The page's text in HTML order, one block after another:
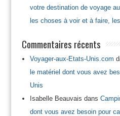
votre destination de voyage
les choses à voir et à faire,
Commentaires récents
Voyager-aux-Etats-Unis.com
le matériel dont vous avez
Unis
Isabelle Beauvais dans
dont vous avez besoin pour